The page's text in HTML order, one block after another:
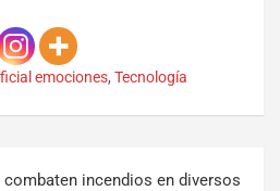
emociones, Tecnología
incendios en diversos